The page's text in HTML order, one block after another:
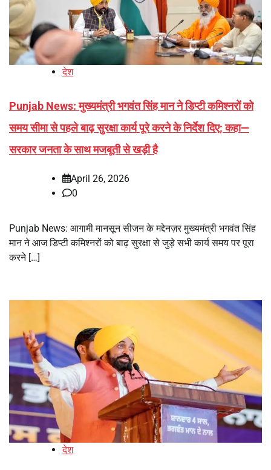
देश
Punjab News: मुख्यमंत्री भगवंत सिंह मान ने डिप्टी कमिश्नरों को
समय सीमा से पहले बाढ़ सुरक्षा कार्य पूरे करने के निर्देश दिए; कहा—
सरकार जनता के साथ मजबूती से खड़ी है
April 26, 2026
0
Punjab News: आगामी मानसून सीजन के मद्देनज़र मुख्यमंत्री भगवंत सिंह
मान ने आज डिप्टी कमिश्नरों को बाढ़ सुरक्षा से जुड़े सभी कार्य समय पर पूरा
करने […]
देश